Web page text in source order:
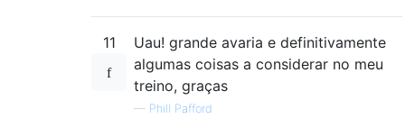
11
Uau! grande avaria e definitivamente
algumas coisas a considerar no meu
treino, graças
— Phill Pafford